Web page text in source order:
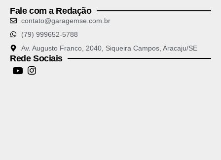
Fale com a Redação
contato@garagemse.com.br
(79) 999652-5788
Av. Augusto Franco, 2040, Siqueira Campos, Aracaju/SE
Rede Sociais